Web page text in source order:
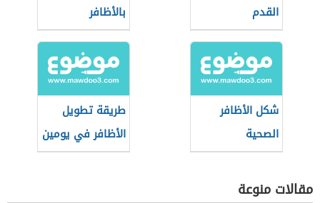
القدم
بالأظافر
شكل الأظافر
الصحية
طريقة تطويل
الأظافر في يومين
مقالات منوعة